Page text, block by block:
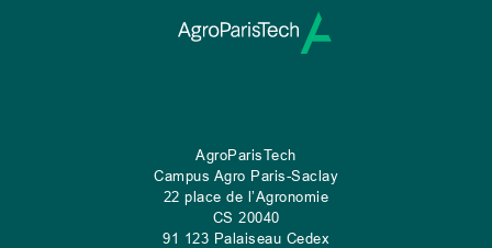
AgroParisTech
Campus Agro Paris-Saclay
22 place de l’Agronomie
CS 20040
91 123 Palaiseau Cedex